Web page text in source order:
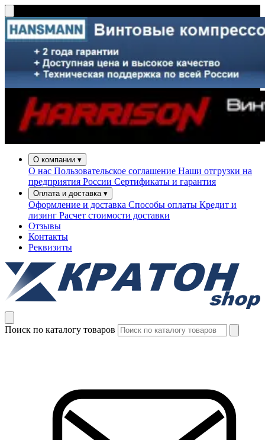
О компании ▾
О нас Пользовательское соглашение Наши отгрузки на
предприятия России Сертификаты и гарантия
Оплата и доставка ▾
Оформление и доставка Способы оплаты Кредит и
лизинг Расчет стоимости доставки
Отзывы
Контакты
Реквизиты
Поиск по каталогу товаров